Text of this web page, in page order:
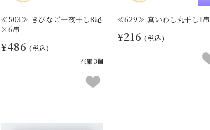
≪503≫ きびなご一夜干し8尾
×6串
¥486 (税込)
在庫 3個
≪629≫ 真いわし丸干し1串
¥216 (税込)